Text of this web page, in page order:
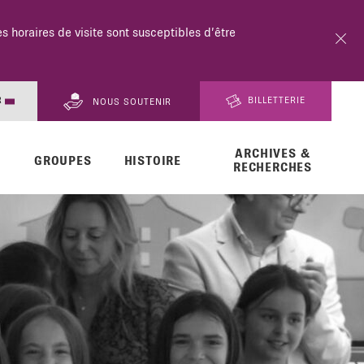
NOUS SOUTENIR BILLETTERIE
GROUPES HISTOIRE
ARCHIVES &
RECHERCHES